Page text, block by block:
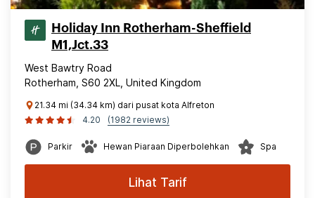
Holiday Inn Rotherham-Sheffield
M1,Jct.33
West Bawtry Road
Rotherham, S60 2XL, United Kingdom
21.34 mi (34.34 km) dari pusat kota Alfreton
4.20
(1982 reviews)
Parkir Hewan Piaraan Diperbolehkan Spa
Lihat Tarif